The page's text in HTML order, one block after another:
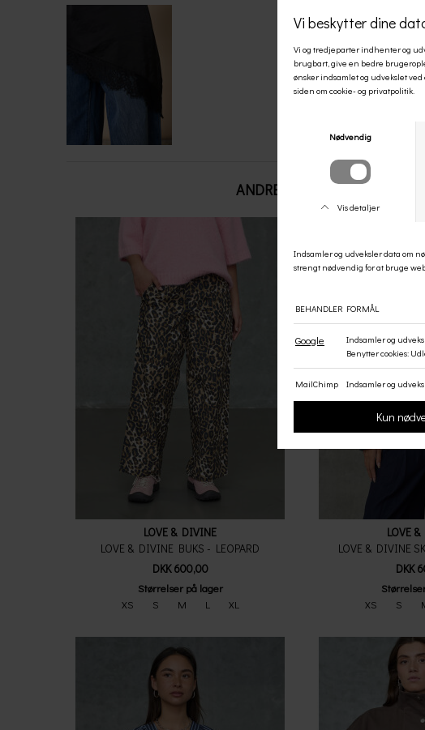
ANDRE KØBTE OGSÅ
Størrelser på lager
XS
S M L XL
LOVE & DIVINE
LOVE & DIVINE BUKS - LEOPARD
DKK 600,00
XS
S
LOVE
LOVE & DIVINE
DKK